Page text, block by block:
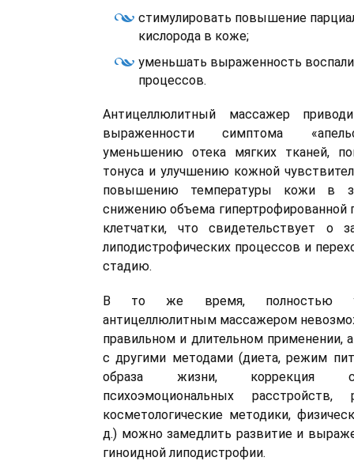
стимулировать повышение
кислорода в коже;
уменьшать выраженность
процессов.
Антицеллюлитный массажер
выраженности симптома
уменьшению отека мягких тканей,
тонуса и улучшению кожной
повышению температуры кожи в
снижению объема гипертрофированной
клетчатки, что свидетельствует о
липодистрофических процессов и
стадию.
В то же время, полностью
антицеллюлитным массажером
правильном и длительном применении,
с другими методами (диета, режим
образа жизни, коррекция
психоэмоциональных расстройств,
косметологические методики,
д.) можно замедлить развитие и
гиноидной липодистрофии.